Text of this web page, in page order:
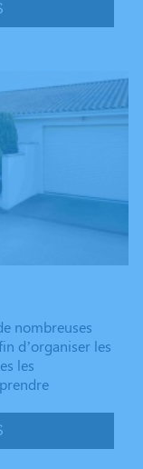
nombreuses
d’organiser les
les